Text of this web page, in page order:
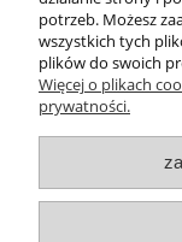
potrzeb. Możesz
wszystkich tych
plików do swoich
Więcej o plikach
prywatności.